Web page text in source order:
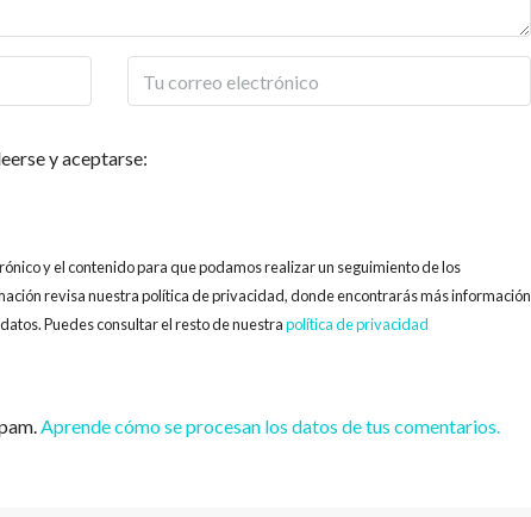
y aceptarse:
y el contenido para que podamos realizar un seguimiento de los
revisa nuestra política de privacidad, donde encontrarás más información
Puedes consultar el resto de nuestrapolítica de privacidad
Aprende cómo se procesan los datos de tus comentarios.